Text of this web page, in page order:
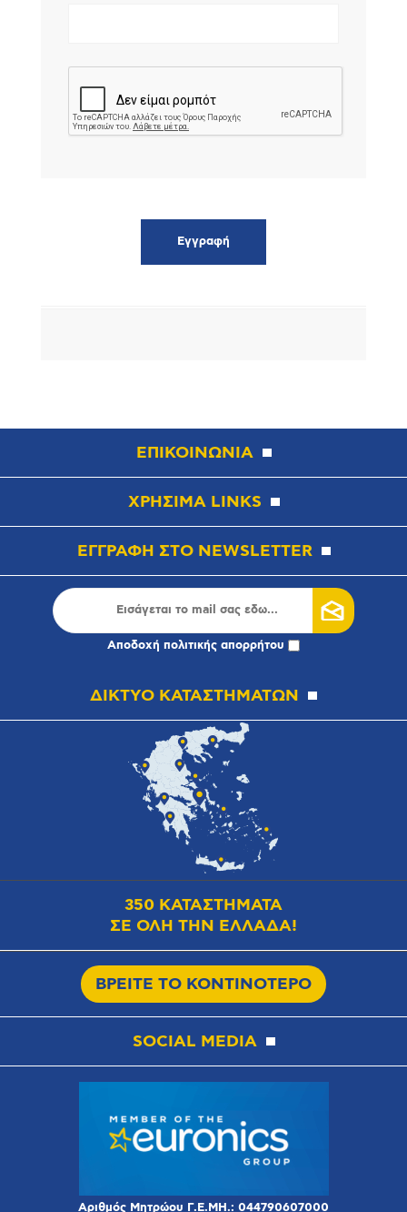
ΕΠΙΚΟΙΝΩΝΙΑ
ΧΡΗΣΙΜΑ LINKS
ΕΓΓΡΑΦΗ ΣΤΟ NEWSLETTER
Αποδοχή πολιτικής απορρήτου
ΔΙΚΤΥΟ ΚΑΤΑΣΤΗΜΑΤΩΝ
350 ΚΑΤΑΣΤΗΜΑΤΑ
ΣΕ ΟΛΗ ΤΗΝ ΕΛΛΑΔΑ!
ΒΡΕΙΤΕ ΤΟ ΚΟΝΤΙΝΟΤΕΡΟ
SOCIAL MEDIA